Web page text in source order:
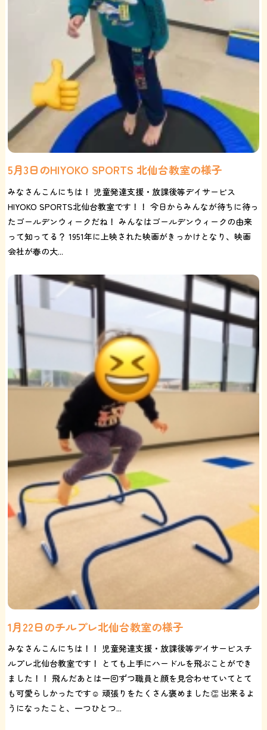
5月3日のHIYOKO SPORTS 北仙台教室の様子
みなさんこんにちは！ 児童発達支援・放課後等デイサービス
HIYOKO SPORTS北仙台教室です！！ 今日からみんなが待ちに待っ
たゴールデンウィークだね！ みんなはゴールデンウィークの由来
って知ってる？ 1951年に上映された映画がきっかけとなり、映画
会社が春の大...
1月22日のチルプレ北仙台教室の様子
みなさんこんにちは！！ 児童発達支援・放課後等デイサービスチ
ルプレ北仙台教室です！ とても上手にハードルを飛ぶことができ
ました！！ 飛んだあとは一回ずつ職員と顔を見合わせていてとて
も可愛らしかったです☺️ 頑張りをたくさん褒めました👏 出来るよ
うになったこと、一つひとつ...